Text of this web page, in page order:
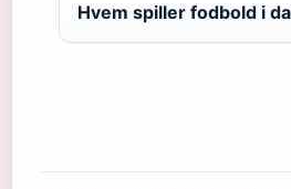
Hvem spiller fodbold i